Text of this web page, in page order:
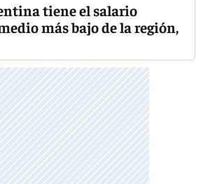
tiene el salario
más bajo de la región,